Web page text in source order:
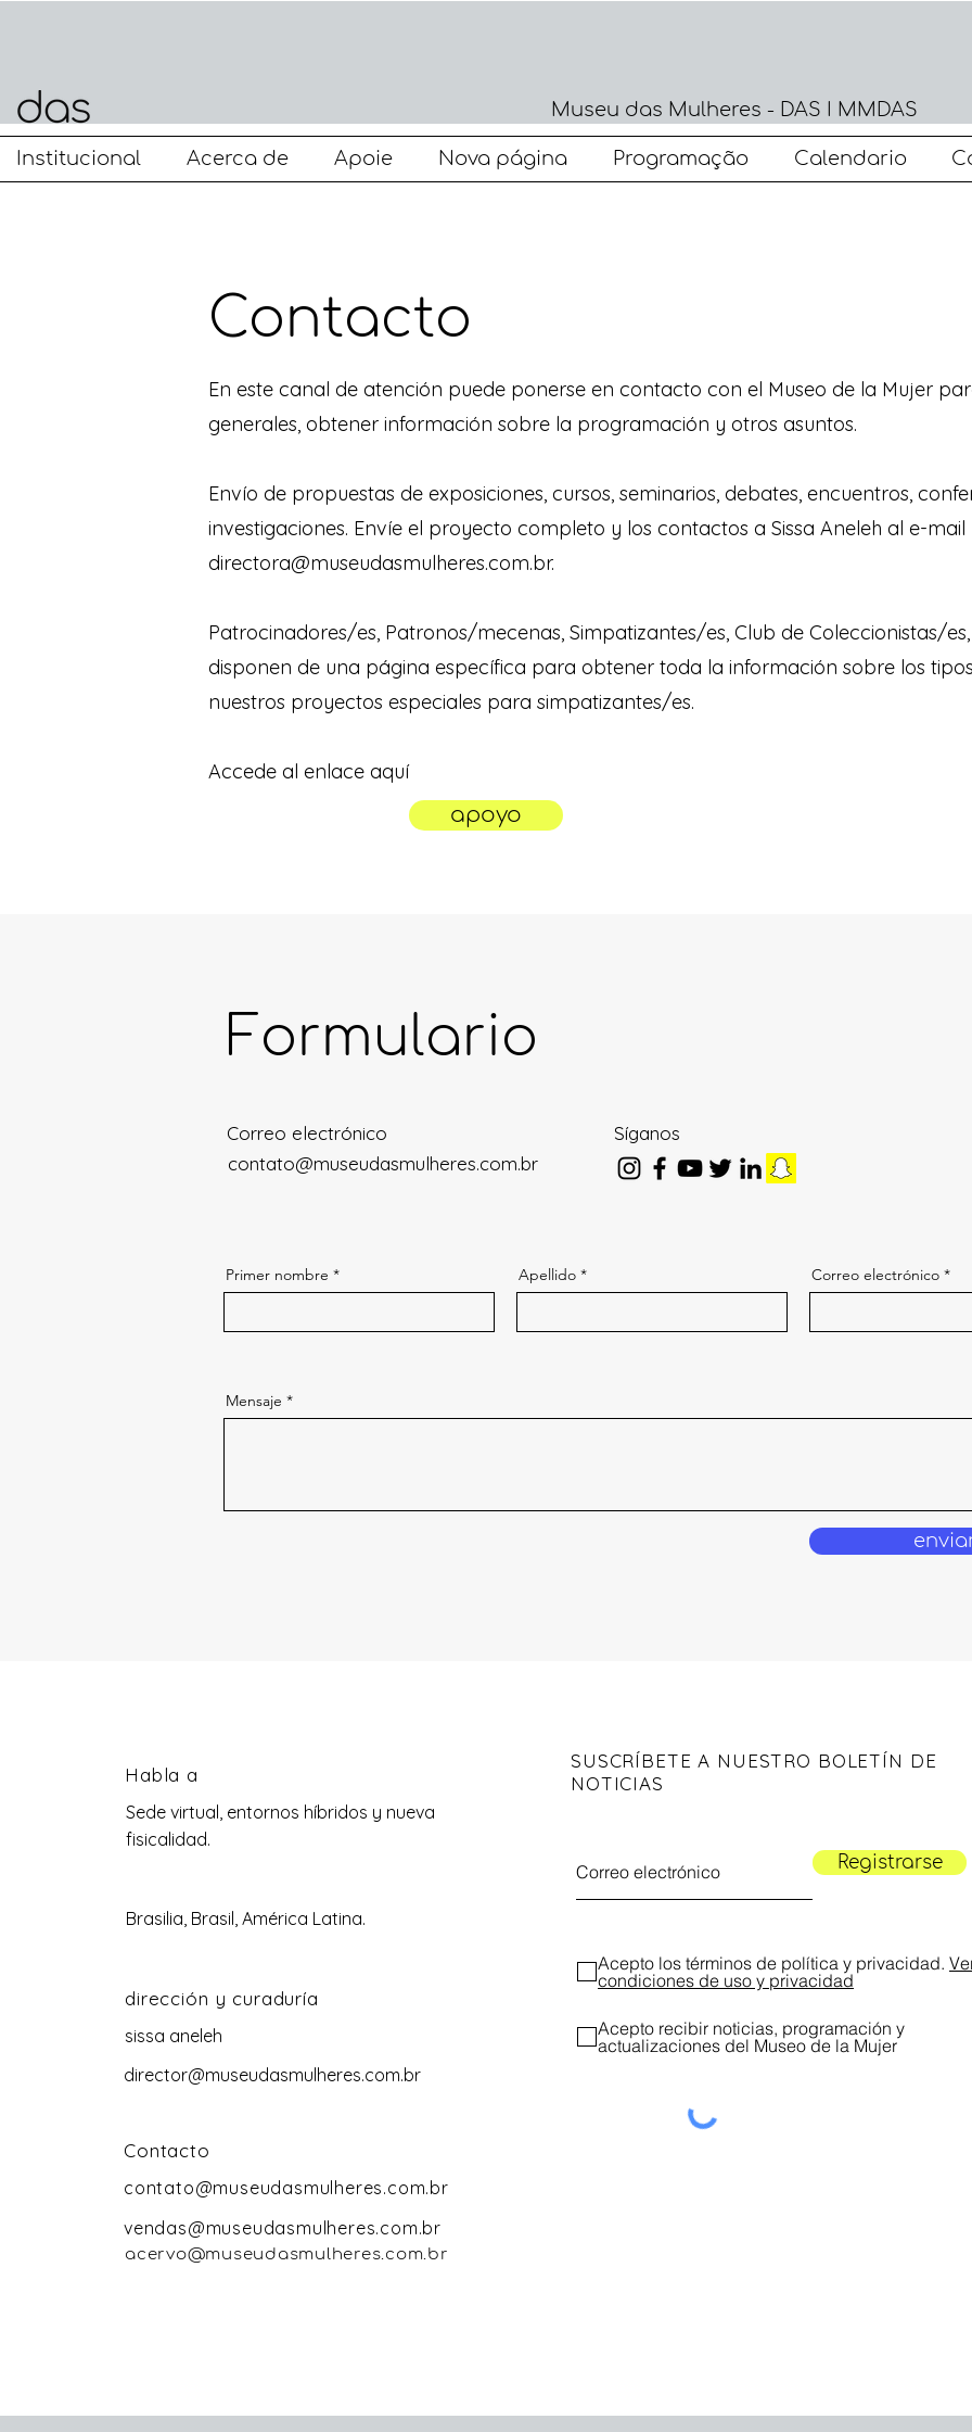
Museu das Mulheres - DAS I MMDAS
Institucional Acerca de Apoie Nova página Programação Calendario
Contacto
En este canal de atención puede ponerse en contacto con el Museo de la Mujer
generales, obtener información sobre la programación y otros asuntos.
Envío de propuestas de exposiciones, cursos, seminarios, debates, encuentros,
investigaciones. Envíe el proyecto completo y los contactos a Sissa Aneleh al e-mail
directora@museudasmulheres.com.br.
Patrocinadores/es, Patronos/mecenas, Simpatizantes/es, Club de Coleccionistas/
disponen de una página específica para obtener toda la información sobre los
nuestros proyectos especiales para simpatizantes/es.
Accede al enlace aquí
apoyo
Formulario
Correo electrónico
contato@museudasmulheres.com.br
Síganos
Primer nombre Apellido Correo electrónico
Mensaje
Habla a
Sede virtual, entornos híbridos y nueva
fisicalidad.
Brasilia, Brasil, América Latina.
dirección y curaduría
sissa aneleh
director@museudasmulheres.com.br
Contacto
contato@museudasmulheres.com.br
vendas@museudasmulheres.com.br
acervo@museudasmulheres.com.br
SUSCRÍBETE A NUESTRO BOLETÍN DE
NOTICIAS
Registrarse
Acepto los términos de política y privacidad.
condiciones de uso y privacidad
Acepto recibir noticias, programación y
actualizaciones del Museo de la Mujer